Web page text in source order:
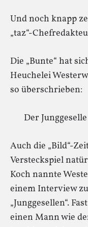
Und noch knapp
„taz“-
Die „Bunte“ hat
Heuchelei
so überschrieben:
Der
Auch die „Bild“-
Versteckspiel
Koch nannte
einem Interview
„Junggesellen“.
einen Mann wie